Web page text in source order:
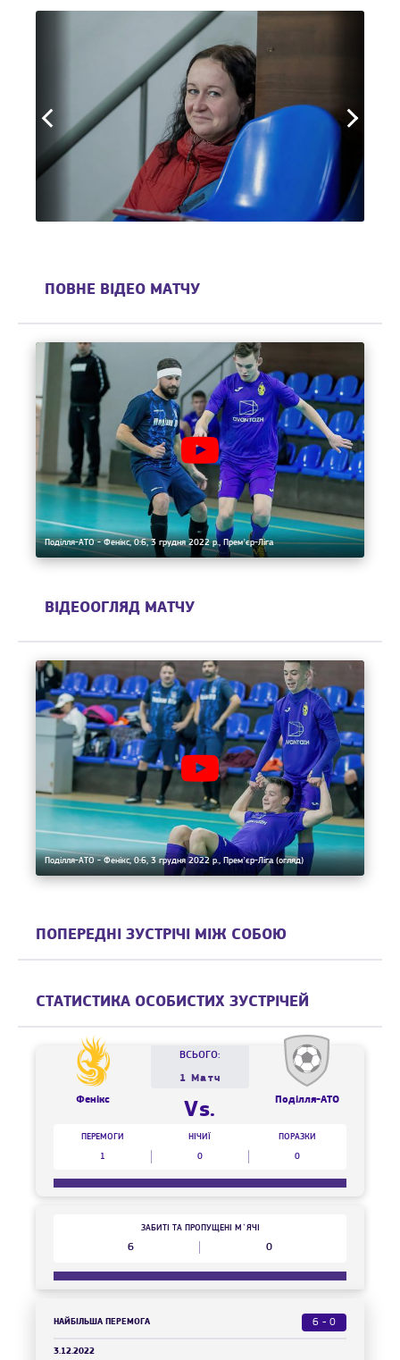
ПОВНЕ ВІДЕО МАТЧУ
Поділля-АТО - Фенікс, 0:6, 3 грудня 2022 р., Премʼєр-Ліга
ВІДЕООГЛЯД МАТЧУ
Поділля-АТО - Фенікс, 0:6, 3 грудня 2022 р., Премʼєр-Ліга (огляд)
ПОПЕРЕДНІ ЗУСТРІЧІ МІЖ СОБОЮ
СТАТИСТИКА ОСОБИСТИХ ЗУСТРІЧЕЙ
Фенікс
ВСЬОГО:
1 Матч
Vs. Поділля-АТО
ПЕРЕМОГИ
1
НІЧИЇ
0
ПОРАЗКИ
0
6
ЗАБИТІ ТА ПРОПУЩЕНІ М`ЯЧІ
0
НАЙБІЛЬША ПЕРЕМОГА 6 - 0
3.12.2022